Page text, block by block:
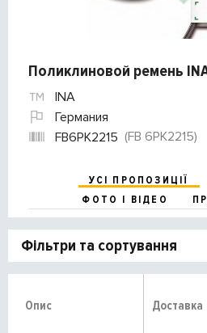
Поликлиновой ремень
INA
Германия
FB6PK2215 (FB 6PK2215)
УСІ ПРОПОЗИЦІЇ
ФОТО І ВІДЕО
Фільтри та сортування
Опис Доставка